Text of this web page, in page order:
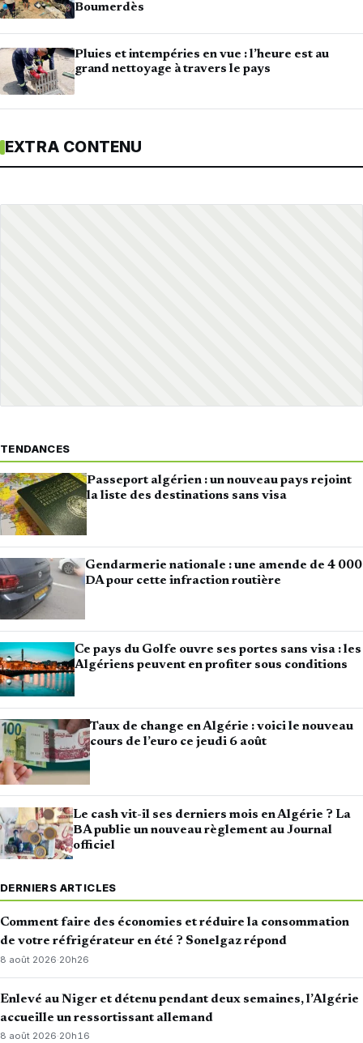
Boumerdès
Pluies et intempéries en vue : l’heure est au
grand nettoyage à travers le pays
EXTRA CONTENU
TENDANCES
Passeport algérien : un nouveau pays rejoint
la liste des destinations sans visa
Gendarmerie nationale : une amende de 4 000
DA pour cette infraction routière
Ce pays du Golfe ouvre ses portes sans visa : les
Algériens peuvent en profiter sous conditions
Taux de change en Algérie : voici le nouveau
cours de l’euro ce jeudi 6 août
Le cash vit-il ses derniers mois en Algérie ? La
BA publie un nouveau règlement au Journal
officiel
DERNIERS ARTICLES
Comment faire des économies et réduire la consommation
de votre réfrigérateur en été ? Sonelgaz répond
8 août 2026·20h26
Enlevé au Niger et détenu pendant deux semaines, l’Algérie
accueille un ressortissant allemand
8 août 2026·20h16